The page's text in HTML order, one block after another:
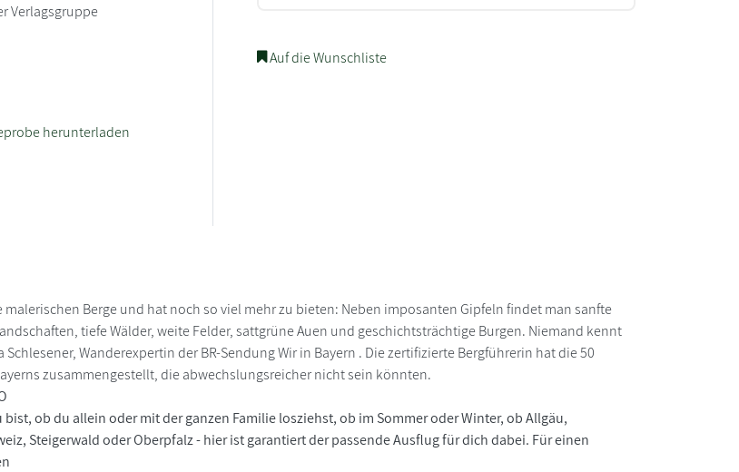
Verlagsgruppe
herunterladen
Auf die Wunschliste
malerischen Berge und hat noch so viel mehr zu bieten: Neben imposanten Gipfeln findet man sanfte
tiefe Wälder, weite Felder, sattgrüne Auen und geschichtsträchtige Burgen. Niemand kennt
Schlesener, Wanderexpertin der BR-Sendung Wir in Bayern . Die zertifizierte Bergführerin hat die 50
zusammengestellt, die abwechslungsreicher nicht sein könnten.
ob du allein oder mit der ganzen Familie losziehst, ob im Sommer oder Winter, ob Allgäu,
Steigerwald oder Oberpfalz - hier ist garantiert der passende Ausflug für dich dabei. Für einen